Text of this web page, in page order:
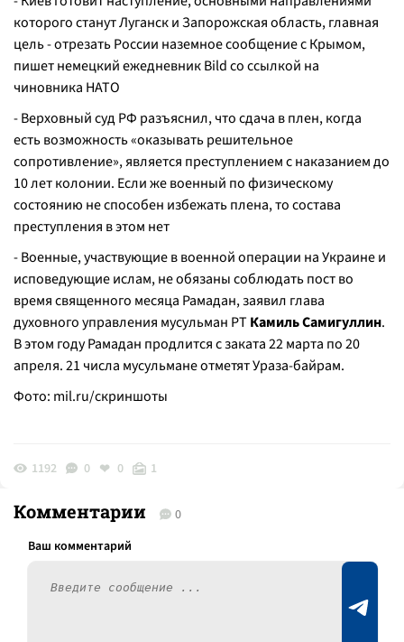
которого станут Луганск и Запорожская область, главная
цель - отрезать России наземное сообщение с Крымом,
пишет немецкий ежедневник Bild со ссылкой на
чиновника НАТО
- Верховный суд РФ разъяснил, что сдача в плен, когда
есть возможность «оказывать решительное
сопротивление», является преступлением с наказанием до
10 лет колонии. Если же военный по физическому
состоянию не способен избежать плена, то состава
преступления в этом нет
- Военные, участвующие в военной операции на Украине и
исповедующие ислам, не обязаны соблюдать пост во
время священного месяца Рамадан, заявил глава
духовного управления мусульман РТ Камиль Самигуллин.
В этом году Рамадан продлится с заката 22 марта по 20
апреля. 21 числа мусульмане отметят Ураза-байрам.
Фото: mil.ru/скриншоты
1192 0 0 1
Комментарии 0